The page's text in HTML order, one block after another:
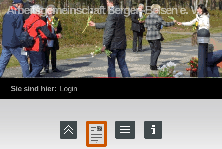
Arbeitsgemeinschaft Bergen-Belsen e. V.
Sie sind hier: Login